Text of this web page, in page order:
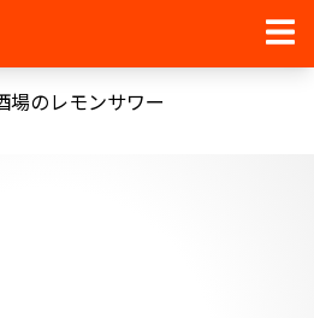
場のレモンサワー